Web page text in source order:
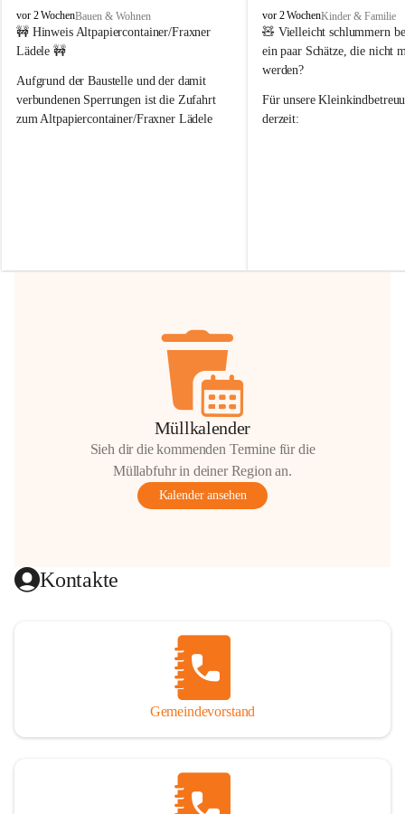
F
r
a
e
r
n
vor 2 WochenBauen & Wohnen
🚧 Hinweis Altpapiercontainer/Fraxner
Lädele 🚧
Aufgrund der Baustelle und der damit
verbundenen Sperrungen ist die Zufahrt
zum Altpapiercontainer/Fraxner Lädele
Hilfsbereitschaft!
F
r
a
x
r
n
vor 2 WochenKinder & Familie
🧸 Vielleicht schlummern
ein paar Schätze, die nicht
werden?
Für unsere
derzeit:
Müllkalender
Sieh dir die kommenden Termine für die
Müllabfuhr in deiner Region an.
Kalender ansehen
Kontakte
Gemeindevorstand